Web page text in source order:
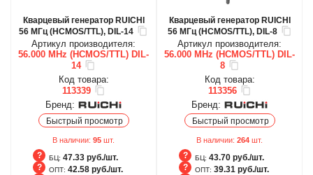
Кварцевый генератор RUICHI
56 МГц (HCMOS/TTL), DIL-14
Артикул производителя:
56.000 MHz (HCMOS/TTL) DIL-
14
Код товара:
113339
Бренд:
Быстрый просмотр
В наличии: 95 шт.
БЦ: 47.33 руб./шт.
ОПТ: 42.58 руб./шт.
Кварцевый генератор RUICHI
56 МГц (HCMOS/TTL), DIL-8
Артикул производителя:
56.000 MHz (HCMOS/TTL) DIL-
8
Код товара:
113356
Бренд:
Быстрый просмотр
В наличии: 264 шт.
БЦ: 43.70 руб./шт.
ОПТ: 39.31 руб./шт.